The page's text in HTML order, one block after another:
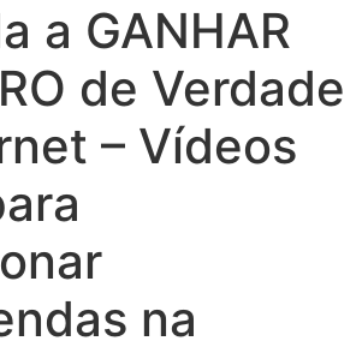
a GANHAR
de Verdade
– Vídeos
na